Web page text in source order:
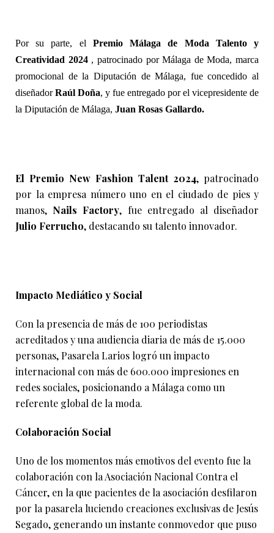
Por su parte, el Premio Málaga de Moda Talento y
Creatividad 2024 , patrocinado por Málaga de Moda, marca
promocional de la Diputación de Málaga, fue concedido al
diseñadorRaúl Doña, y fue entregado por el vicepresidente de
la Diputación de Málaga, Juan Rosas Gallardo.
El Premio New Fashion Talent 2024, patrocinado
por la empresa número uno en el ciudado de pies y
manos, Nails Factory, fue entregado al diseñador
Julio Ferrucho, destacando su talento innovador.
Impacto Mediático y Social
Con la presencia de más de 100 periodistas
acreditados y una audiencia diaria de más de 15.000
personas, Pasarela Larios logró un impacto
internacional con más de 600.000 impresiones en
redes sociales, posicionando a Málaga como un
referente global de la moda.
Colaboración Social
Uno de los momentos más emotivos del evento fue la
colaboración con la Asociación Nacional Contra el
Cáncer, en la que pacientes de la asociación desfilaron
por la pasarela luciendo creaciones exclusivas de Jesús
Segado, generando un instante conmovedor que puso